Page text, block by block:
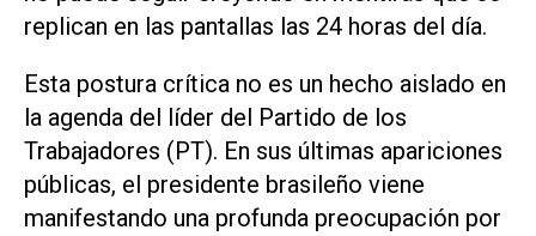
replican en las pantallas las 24 horas del día.
Esta postura crítica no es un hecho aislado en
la agenda del líder del Partido de los
Trabajadores (PT). En sus últimas apariciones
públicas, el presidente brasileño viene
manifestando una profunda preocupación por